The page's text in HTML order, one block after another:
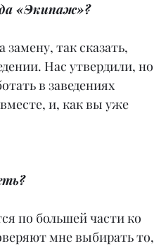
«Экипаж»?
так сказать,
Нас утвердили, но
в заведениях
и, как вы уже
по большей части ко
мне выбирать то,